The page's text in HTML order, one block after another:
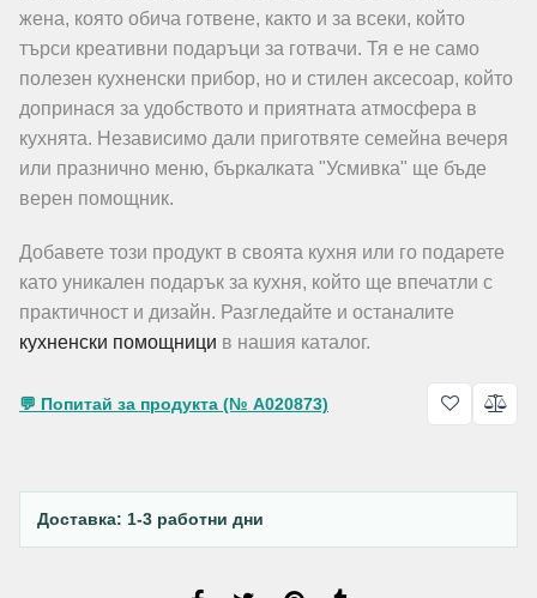
жена, която обича готвене, както и за всеки, който
търси креативни подаръци за готвачи. Тя е не само
полезен кухненски прибор, но и стилен аксесоар, който
допринася за удобството и приятната атмосфера в
кухнята. Независимо дали приготвяте семейна вечеря
или празнично меню, бъркалката "Усмивка" ще бъде
верен помощник.
Добавете този продукт в своята кухня или го подарете
като уникален подарък за кухня, който ще впечатли с
практичност и дизайн. Разгледайте и останалите
кухненски помощници в нашия каталог.
💬 Попитай за продукта (№ A020873)
Доставка: 1-3 работни дни